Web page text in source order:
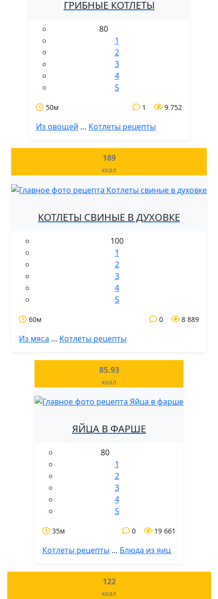
ГРИБНЫЕ КОТЛЕТЫ
80
1
2
3
4
5
50м 9 752
1
Из овощей … Котлеты рецепты
189
ккал
КОТЛЕТЫ СВИНЫЕ В ДУХОВКЕ
100
1
2
3
4
5
60м 8 889
0
Из мяса … Котлеты рецепты
85.93
ккал
ЯЙЦА В ФАРШЕ
80
1
2
3
4
5
35м 19 661
0
Котлеты рецепты … Блюда из яиц
122
ккал